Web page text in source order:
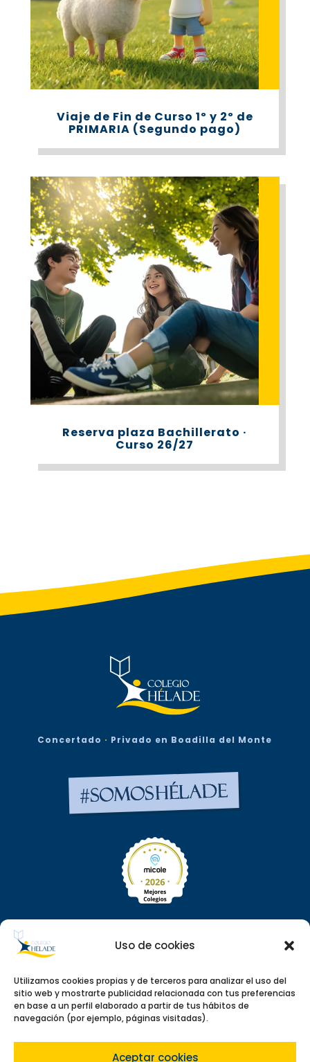
Uso de cookies
Utilizamos cookies propias y de terceros para analizar el uso del
sitio web y mostrarte publicidad relacionada con tus preferencias
en base a un perfil elaborado a partir de tus hábitos de
navegación (por ejemplo, páginas visitadas).
Aceptar cookies
Viaje de Fin de Curso 1º y 2º de
PRIMARIA (Segundo pago)
Reserva plaza Bachillerato ·
Curso 26/27
Concertado · Privado en Boadilla del Monte
PROCESO DE ADMISIÓN 26/27
AEROTERMIA EN TODOS LOS MÓDULOS: ¡SOMOS LOS
PRIMEROS EN LA COMUNIDAD DE MADRID!